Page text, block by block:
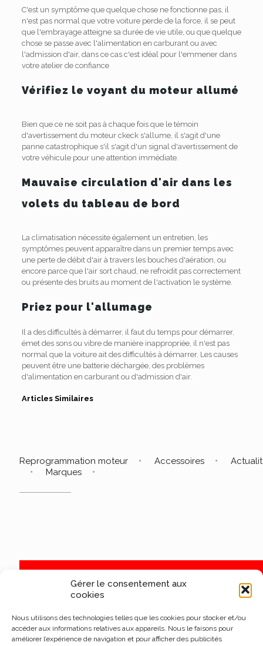
Gérer le consentement aux
cookies
Nous utilisons des technologies telles que les cookies pour stocker et/ou
accéder aux informations relatives aux appareils. Nous le faisons pour
améliorer l’expérience de navigation et pour afficher des publicités
C'est un symptôme que quelque chose ne fonctionne pas, il
n'est pas normal que votre voiture perde de la force, il se peut
que l'embrayage atteigne sa durée de vie utile, ou que quelque
chose se passe avec l'alimentation en carburant ou avec
l'admission d'air, dans ce cas c'est idéal pour l'emmener dans
votre atelier de confiance
Vérifiez le voyant du moteur allumé
Bien que ce ne soit pas à chaque fois que le témoin
d'avertissement du moteur ckeck s'allume, il s'agit d'une
panne catastrophique s'il s'agit d'un signal d'avertissement de
votre véhicule pour une attention immédiate.
Mauvaise circulation d'air dans les
volets du tableau de bord
La climatisation nécessite également un entretien, les
symptômes peuvent apparaître dans un premier temps avec
une perte de débit d'air à travers les bouches d'aération, ou
encore parce que l'air sort chaud, ne refroidit pas correctement
ou présente des bruits au moment de l'activation le système.
Priez pour l'allumage
Il a des difficultés à démarrer, il faut du temps pour démarrer,
émet des sons ou vibre de manière inappropriée, il n'est pas
normal que la voiture ait des difficultés à démarrer. Les causes
peuvent être une batterie déchargée, des problèmes
d'alimentation en carburant ou d'admission d'air.
Articles Similaires
Reprogrammation moteur Accessoires
Marques